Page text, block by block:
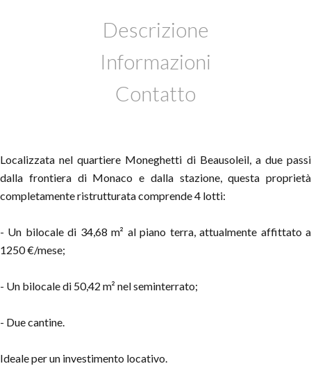
Descrizione
Informazioni
Contatto
Localizzata nel quartiere Moneghetti di Beausoleil, a due passi
dalla frontiera di Monaco e dalla stazione, questa proprietà
completamente ristrutturata comprende 4 lotti:
- Un bilocale di 34,68 m² al piano terra, attualmente affittato a
1250 €/mese;
- Un bilocale di 50,42 m² nel seminterrato;
- Due cantine.
Ideale per un investimento locativo.